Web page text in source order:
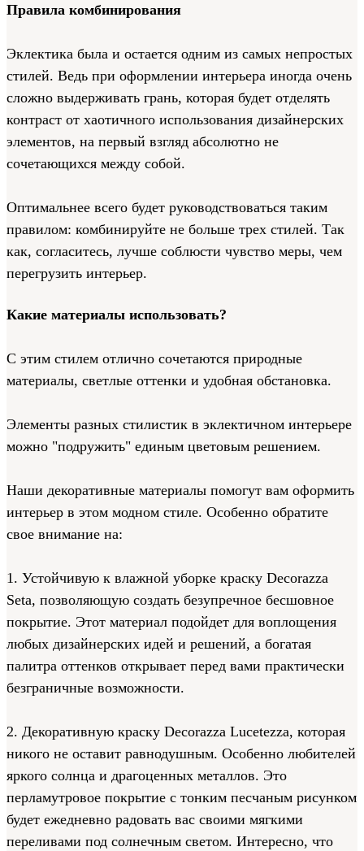
Правила комбинирования
Эклектика была и остается одним из самых непростых
стилей. Ведь при оформлении интерьера иногда очень
сложно выдерживать грань, которая будет отделять
контраст от хаотичного использования дизайнерских
элементов, на первый взгляд абсолютно не
сочетающихся между собой.
Оптимальнее всего будет руководствоваться таким
правилом: комбинируйте не больше трех стилей. Так
как, согласитесь, лучше соблюсти чувство меры, чем
перегрузить интерьер.
Какие материалы использовать?
С этим стилем отлично сочетаются природные
материалы, светлые оттенки и удобная обстановка.
Элементы разных стилистик в эклектичном интерьере
можно "подружить" единым цветовым решением.
Наши декоративные материалы помогут вам оформить
интерьер в этом модном стиле. Особенно обратите
свое внимание на:
1. Устойчивую к влажной уборке краску Decorazza
Seta, позволяющую создать безупречное бесшовное
покрытие. Этот материал подойдет для воплощения
любых дизайнерских идей и решений, а богатая
палитра оттенков открывает перед вами практически
безграничные возможности.
2. Декоративную краску Decorazza Lucetezza, которая
никого не оставит равнодушным. Особенно любителей
яркого солнца и драгоценных металлов. Это
перламутровое покрытие с тонким песчаным рисунком
будет ежедневно радовать вас своими мягкими
переливами под солнечным светом. Интересно, что